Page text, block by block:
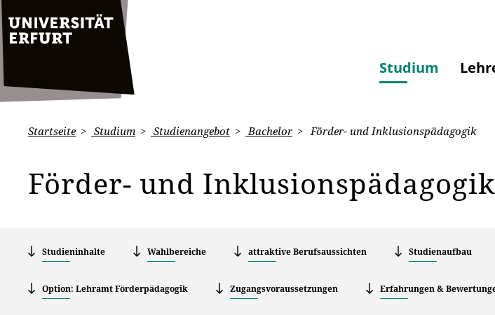
Studium
Startseite Studium Studienangebot Bachelor Förder- und Inklusionspädagogik
Förder- und Inklusionspädagogik
Studieninhalte Wahlbereiche attraktive Berufsaussichten Studienaufbau
Option: Lehramt Förderpädagogik Zugangsvoraussetzungen Erfahrungen &